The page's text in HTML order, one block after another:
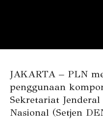
JAKARTA – PLN
penggunaan
Sekretariat
Nasional (Setjen